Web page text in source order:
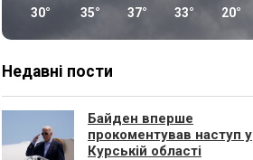
30° 35° 37° 33° 20°
Недавні пости
Байден вперше
прокоментував наступ у
Курській області